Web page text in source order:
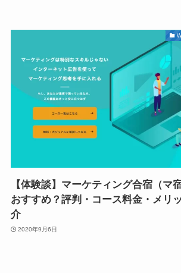
【体験談】マーケティング合宿（マ
おすすめ？評判・コース料金・メリ
介
2020年9月6日